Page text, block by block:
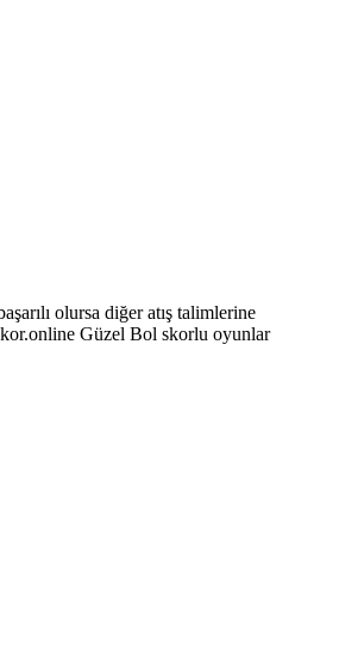
olursa diğer atış talimlerine
Güzel Bol skorlu oyunlar